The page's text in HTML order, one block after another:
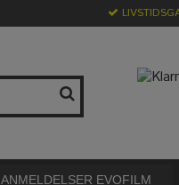
ANMELDELSER EVOFILM